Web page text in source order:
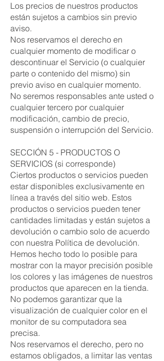
Los precios de nuestros productos
están sujetos a cambios sin previo
aviso.
Nos reservamos el derecho en
cualquier momento de modificar o
descontinuar el Servicio (o cualquier
parte o contenido del mismo) sin
previo aviso en cualquier momento.
No seremos responsables ante usted o
cualquier tercero por cualquier
modificación, cambio de precio,
suspensión o interrupción del Servicio.
SECCIÓN 5 - PRODUCTOS O
SERVICIOS (si corresponde)
Ciertos productos o servicios pueden
estar disponibles exclusivamente en
línea a través del sitio web. Estos
productos o servicios pueden tener
cantidades limitadas y están sujetos a
devolución o cambio solo de acuerdo
con nuestra Política de devolución.
Hemos hecho todo lo posible para
mostrar con la mayor precisión posible
los colores y las imágenes de nuestros
productos que aparecen en la tienda.
No podemos garantizar que la
visualización de cualquier color en el
monitor de su computadora sea
precisa.
Nos reservamos el derecho, pero no
estamos obligados, a limitar las ventas